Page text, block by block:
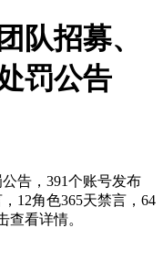
队招募、
罚公告
告，391个账号发布
12角色365天禁言，64
查看详情。